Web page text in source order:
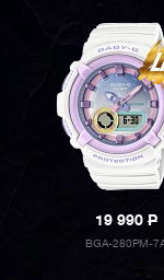
19 990P
BGA-280PM-